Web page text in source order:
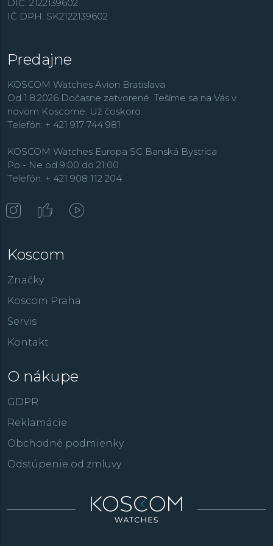
DIČ: 2122139602
IČ DPH: SK2122139602
Predajne
KOSCOM Watches Avion Bratislava
Od 1.8.2026 Dočasne zatvorené. Tešíme sa na Vás v
novom Koscome. Už čoskoro.
Telefón: + 421 917 744 981
KOSCOM Watches Europa SC Banská Bystrica
Po - Ne od 9:00 do 21:00
Telefón: + 421 908 112 204
Koscom
Značky
Koscom Praha
Servis
Kontakt
O nákupe
GDPR
Reklamácie
Obchodné podmienky
Odstúpenie od zmluvy